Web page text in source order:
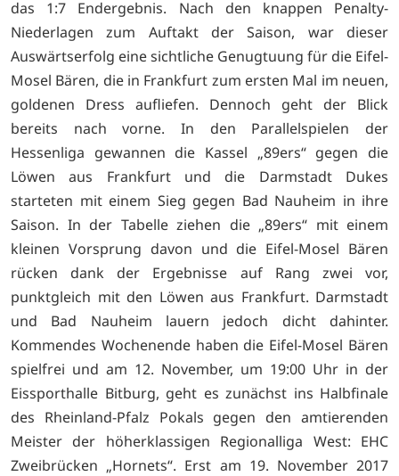
das 1:7 Endergebnis. Nach den knappen Penalty-
Niederlagen zum Auftakt der Saison, war dieser
Auswärtserfolg eine sichtliche Genugtuung für die Eifel-
Mosel Bären, die in Frankfurt zum ersten Mal im neuen,
goldenen Dress aufliefen. Dennoch geht der Blick
bereits nach vorne. In den Parallelspielen der
Hessenliga gewannen die Kassel „89ers“ gegen die
Löwen aus Frankfurt und die Darmstadt Dukes
starteten mit einem Sieg gegen Bad Nauheim in ihre
Saison. In der Tabelle ziehen die „89ers“ mit einem
kleinen Vorsprung davon und die Eifel-Mosel Bären
rücken dank der Ergebnisse auf Rang zwei vor,
punktgleich mit den Löwen aus Frankfurt. Darmstadt
und Bad Nauheim lauern jedoch dicht dahinter.
Kommendes Wochenende haben die Eifel-Mosel Bären
spielfrei und am 12. November, um 19:00 Uhr in der
Eissporthalle Bitburg, geht es zunächst ins Halbfinale
des Rheinland-Pfalz Pokals gegen den amtierenden
Meister der höherklassigen Regionalliga West: EHC
Zweibrücken „Hornets“. Erst am 19. November 2017